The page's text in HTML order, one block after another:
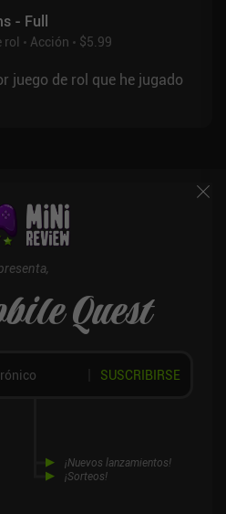
- Full
rol Acción $5.99
juego de rol que he jugado
Quest
¡Nuevos lanzamientos!
¡Sorteos!
SUSCRIBIRSE